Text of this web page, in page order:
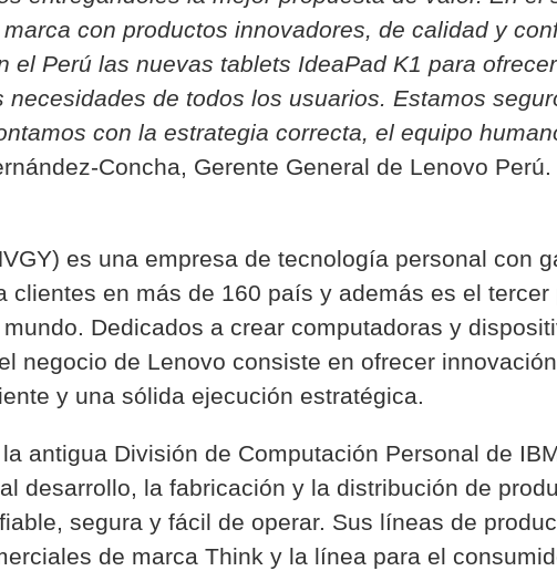
con productos innovadores, de calidad y
el Perú las nuevas tablets IdeaPad K1 para
de todos los usuarios. Estamos
con la estrategia correcta, el equipo
Concha, Gerente General de Lenovo Perú.
es una empresa de tecnología personal con
clientes en más de 160 país y además es el tercer
Dedicados a crear computadoras y
negocio de Lenovo consiste en ofrecer
y una sólida ejecución estratégica.
antigua División de Computación Personal de
desarrollo, la fabricación y la distribución de
segura y fácil de operar. Sus líneas de
de marca Think y la línea para el